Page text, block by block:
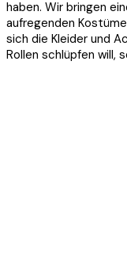
haben. Wir bringen
aufregenden
sich die Kleider und
Rollen schlüpfen will,